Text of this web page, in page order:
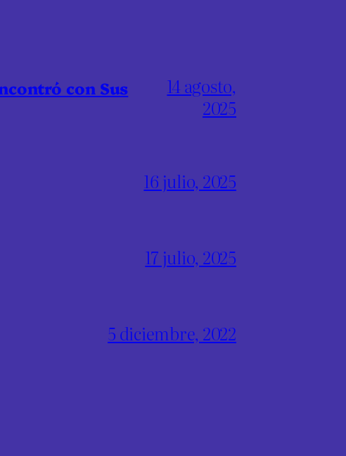
con Sus
14 agosto,
2025
16 julio, 2025
17 julio, 2025
5 diciembre, 2022